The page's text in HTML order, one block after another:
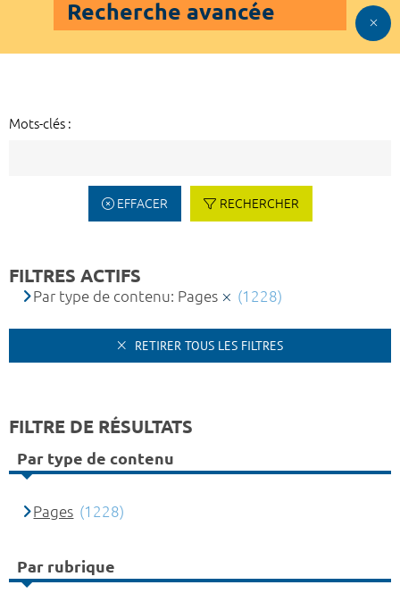
Recherche avancée
Mots-clés :
EFFACER RECHERCHER
FILTRES ACTIFS
Par type de contenu: Pages (1228)
RETIRER TOUS LES FILTRES
FILTRE DE RÉSULTATS
Par type de contenu
Pages (1228)
Par rubrique